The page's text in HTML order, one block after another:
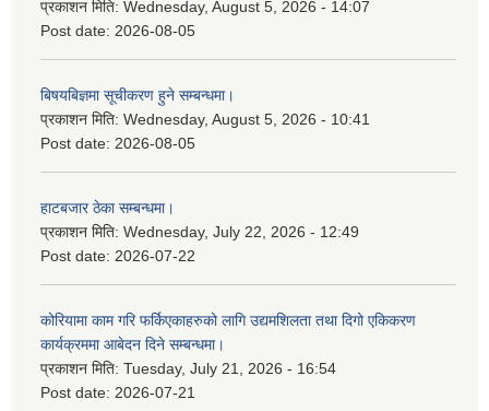
प्रकाशन मिति: Wednesday, August 5, 2026 - 14:07
Post date: 2026-08-05
बिषयबिज्ञमा सूचीकरण हुने सम्बन्धमा।
प्रकाशन मिति: Wednesday, August 5, 2026 - 10:41
Post date: 2026-08-05
हाटबजार ठेका सम्बन्धमा।
प्रकाशन मिति: Wednesday, July 22, 2026 - 12:49
Post date: 2026-07-22
कोरियामा काम गरि फर्किएकाहरुको लागि उद्यमशिलता तथा दिगो एकिकरण
कार्यक्रममा आबेदन दिने सम्बन्धमा।
प्रकाशन मिति: Tuesday, July 21, 2026 - 16:54
Post date: 2026-07-21